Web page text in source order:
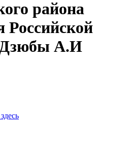
района
Российской
Дзюбы А.И